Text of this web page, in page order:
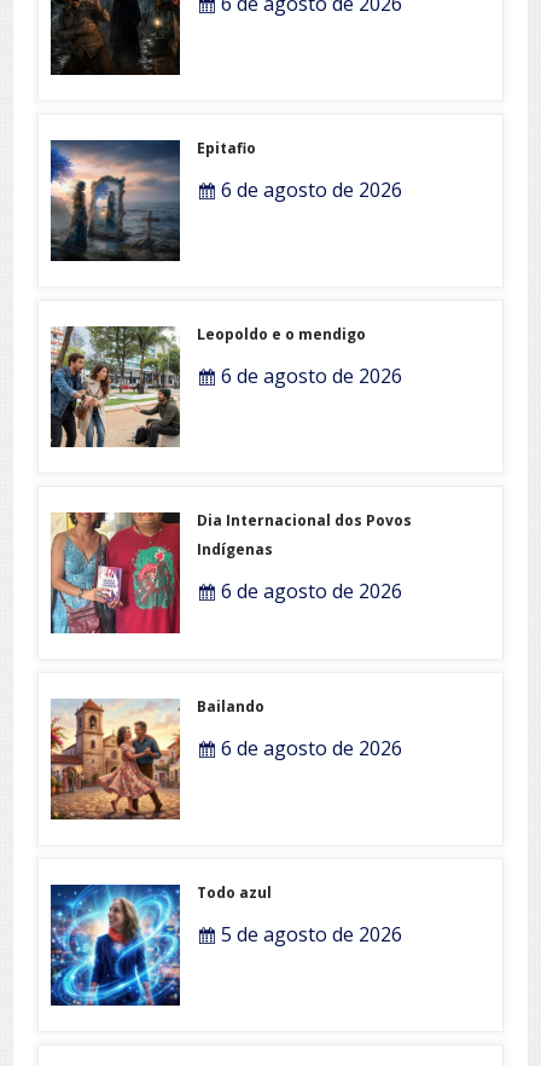
Epitafio
6 de agosto de 2026
Leopoldo e o mendigo
6 de agosto de 2026
Dia Internacional dos Povos
Indígenas
6 de agosto de 2026
Bailando
6 de agosto de 2026
Todo azul
5 de agosto de 2026